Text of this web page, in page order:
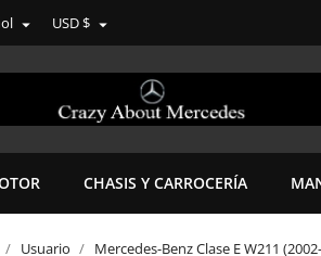
 USD $ 
CHASIS Y CARROCERÍA
Usuario Mercedes-Benz Clase E W211